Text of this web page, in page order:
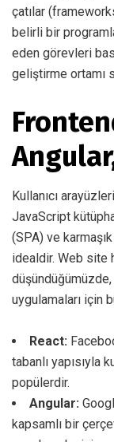
çatılar
belirli bir
eden görevleri
geliştirme ortamı
Kullanıcı
JavaScript
(SPA) ve
idealdir. Web site
uygulamaları için
React:
tabanlı yapısıyla
popülerdir.
Angular:
kapsamlı bir